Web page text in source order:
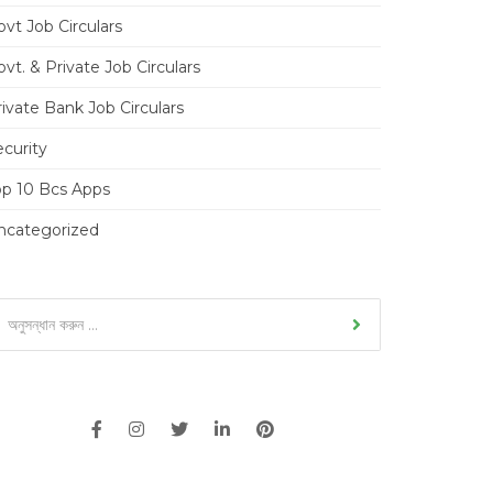
Job Circulars
& Private Job Circulars
Bank Job Circulars
10 Bcs Apps